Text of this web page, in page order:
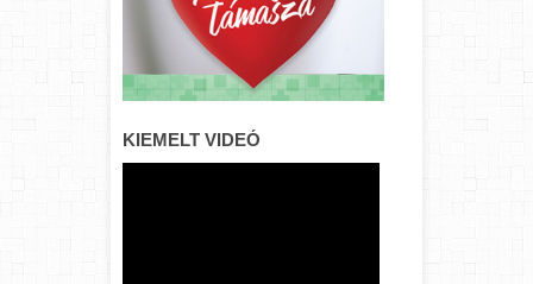
KIEMELT VIDEÓ